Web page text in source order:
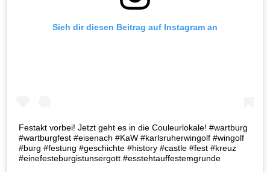
Sieh dir diesen Beitrag auf Instagram an
Festakt vorbei! Jetzt geht es in die Couleurlokale! #wartburg
#wartburgfest #eisenach #KaW #karlsruherwingolf #wingolf
#burg #festung #geschichte #history #castle #fest #kreuz
#einefesteburgistunsergott #esstehtauffestemgrunde